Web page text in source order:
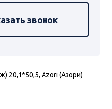
звонок
20,1*50,5, Azori (Азори)